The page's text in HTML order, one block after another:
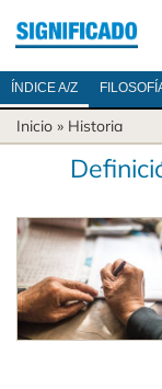
ÍNDICE A/Z
Inicio » Historia